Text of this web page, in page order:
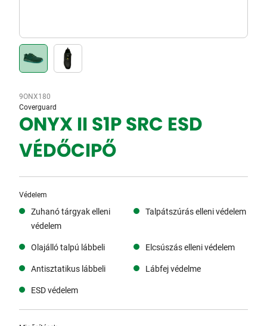
9ONX180
Coverguard
ONYX II S1P SRC ESD
VÉDŐCIPŐ
Védelem
Zuhanó tárgyak elleni
védelem
Talpátszúrás elleni védelem
Olajálló talpú lábbeli
Elcsúszás elleni védelem
Antisztatikus lábbeli
Lábfej védelme
ESD védelem